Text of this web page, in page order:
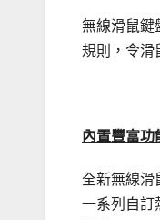
無線滑鼠鍵
規則，令滑
內置豐富功
全新無線滑
一系列自訂